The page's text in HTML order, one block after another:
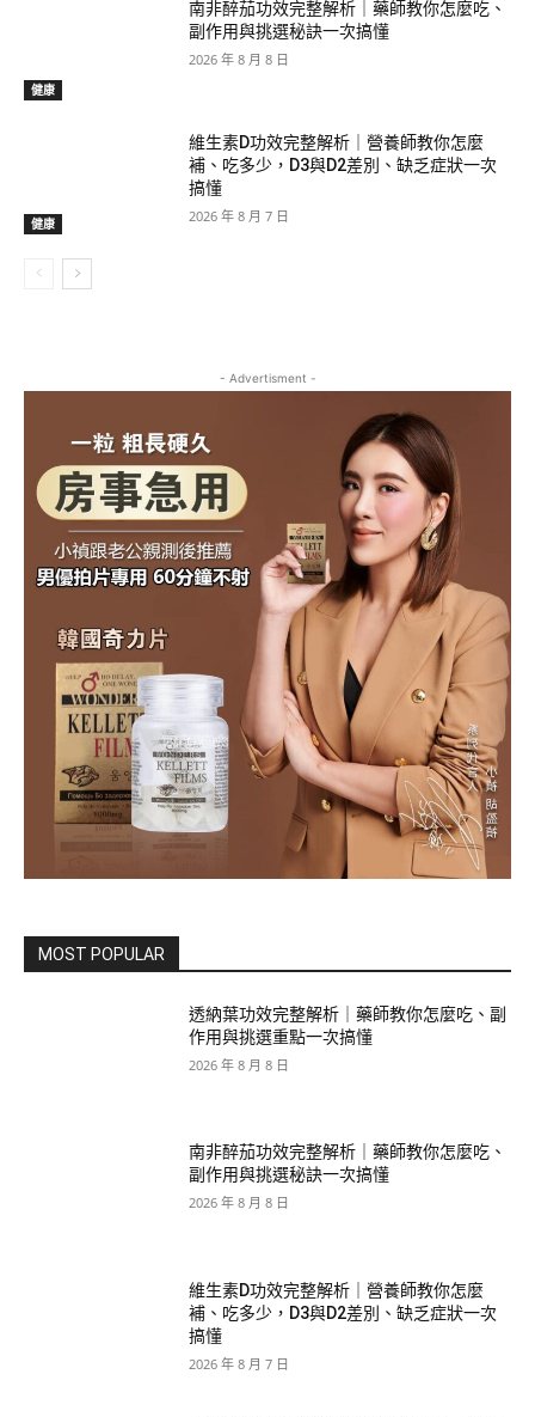
健康
南非醉茄功效完整解析｜藥師教你怎麼吃、
副作用與挑選秘訣一次搞懂
2026 年 8 月 8 日
健康
維生素D功效完整解析｜營養師教你怎麼
補、吃多少，D3與D2差別、缺乏症狀一次
搞懂
2026 年 8 月 7 日
- Advertisment -
MOST POPULAR
透納葉功效完整解析｜藥師教你怎麼吃、副
作用與挑選重點一次搞懂
2026 年 8 月 8 日
南非醉茄功效完整解析｜藥師教你怎麼吃、
副作用與挑選秘訣一次搞懂
2026 年 8 月 8 日
維生素D功效完整解析｜營養師教你怎麼
補、吃多少，D3與D2差別、缺乏症狀一次
搞懂
2026 年 8 月 7 日